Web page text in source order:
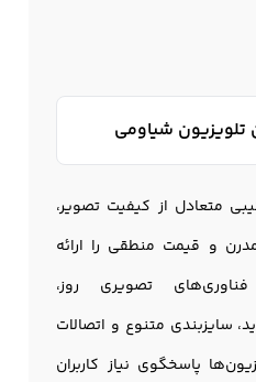
تلویزیون شیاومی
متعادل از کیفیت تصویر،
و قیمت منطقی را ارائه
تصویری روز،
سایزبندی متنوع و اتصالات
پاسخگوی نیاز کاربران